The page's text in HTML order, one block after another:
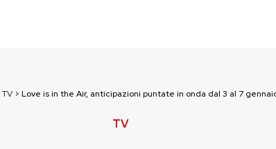
TV> Love is in the Air, anticipazioni puntate in onda dal 3 al 7
TV